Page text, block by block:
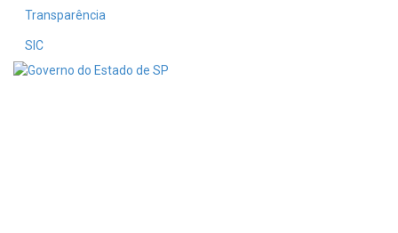
Transparência
SIC